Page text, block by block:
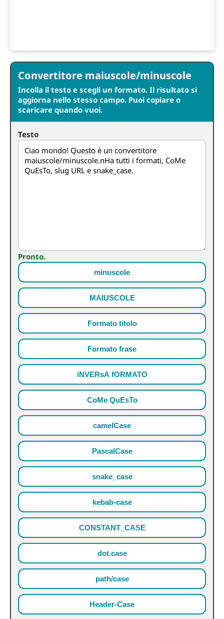
Convertitore maiuscole/minuscole
Incolla il testo e scegli un formato. Il risultato si
aggiorna nello stesso campo. Puoi copiare o
scaricare quando vuoi.
Testo
Pronto.
minuscole
MAIUSCOLE
Formato titolo
Formato frase
iNVERsA fORMATO
CoMe QuEsTo
camelCase
PascalCase
snake_case
kebab-case
CONSTANT_CASE
dot.case
path/case
Header-Case